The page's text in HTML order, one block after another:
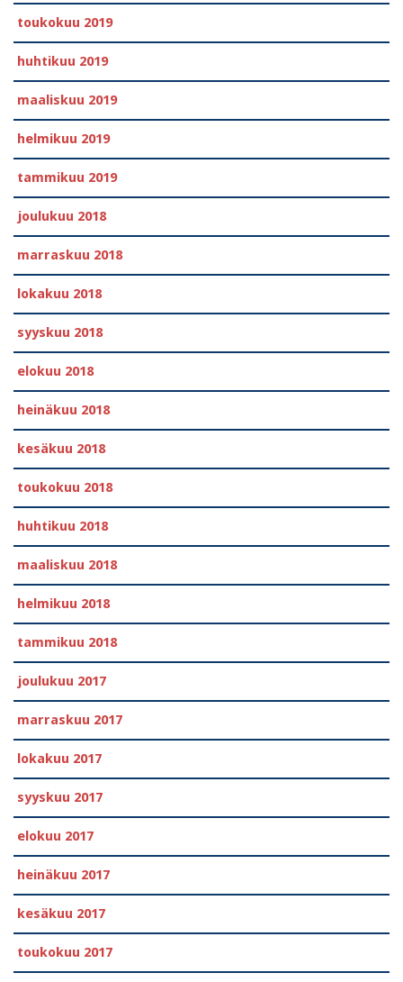
toukokuu 2019
huhtikuu 2019
maaliskuu 2019
helmikuu 2019
tammikuu 2019
joulukuu 2018
marraskuu 2018
lokakuu 2018
syyskuu 2018
elokuu 2018
heinäkuu 2018
kesäkuu 2018
toukokuu 2018
huhtikuu 2018
maaliskuu 2018
helmikuu 2018
tammikuu 2018
joulukuu 2017
marraskuu 2017
lokakuu 2017
syyskuu 2017
elokuu 2017
heinäkuu 2017
kesäkuu 2017
toukokuu 2017